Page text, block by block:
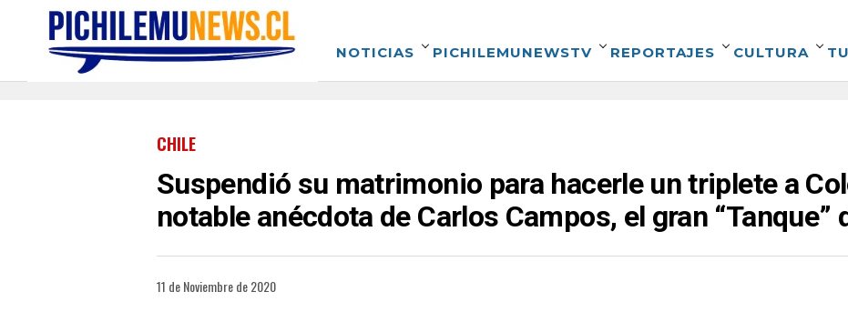
NOTICIAS PICHILEMUNEWSTV REPORTAJES CULTURA
CHILE
Suspendió su matrimonio para hacerle un triplete a
notable anécdota de Carlos Campos, el gran “Tanque”
11 de Noviembre de 2020